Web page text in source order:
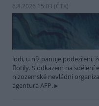
6.8.2026 15:03 (ČTK)
lodi, u níž panuje podezření,
flotily. S odkazem na sdělení
nizozemské nevládní
agentura AFP.